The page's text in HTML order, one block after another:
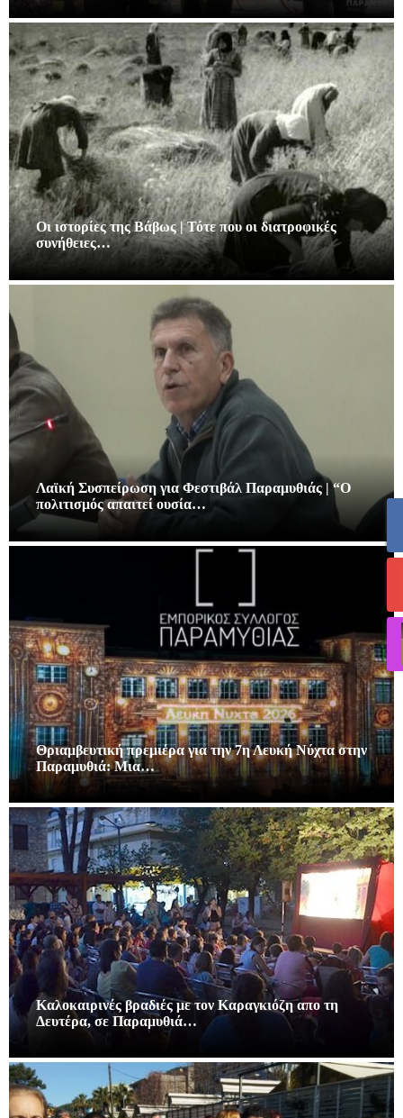
Οι ιστορίες της Βάβως | Τότε που οι διατροφικές
συνήθειες…
Λαϊκή Συσπείρωση για Φεστιβάλ Παραμυθιάς | “Ο
πολιτισμός απαιτεί ουσία…
Θριαμβευτική πρεμιέρα για την 7η Λευκή Νύχτα στην
Παραμυθιά: Μια…
Καλοκαιρινές βραδιές με τον Καραγκιόζη απο τη
Δευτέρα, σε Παραμυθιά…